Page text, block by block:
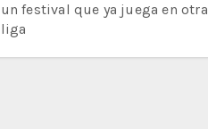
un festival que ya juega en otra
liga